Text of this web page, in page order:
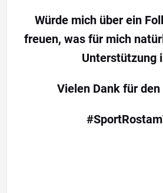
Würde mich über ein
freuen, was für mich
Unterstützung
Vielen Dank für den